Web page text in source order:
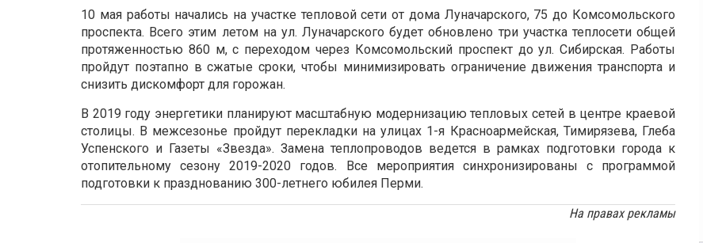
10 мая работы начались на участке тепловой сети от дома Луначарского, 75 до Комсомольского
проспекта. Всего этим летом на ул. Луначарского будет обновлено три участка теплосети общей
протяженностью 860 м, с переходом через Комсомольский проспект до ул. Сибирская. Работы
пройдут поэтапно в сжатые сроки, чтобы минимизировать ограничение движения транспорта и
снизить дискомфорт для горожан.
В 2019 году энергетики планируют масштабную модернизацию тепловых сетей в центре краевой
столицы. В межсезонье пройдут перекладки на улицах 1-я Красноармейская, Тимирязева, Глеба
Успенского и Газеты «Звезда». Замена теплопроводов ведется в рамках подготовки города к
отопительному сезону 2019-2020 годов. Все мероприятия синхронизированы с программой
подготовки к празднованию 300-летнего юбилея Перми.
На правах рекламы